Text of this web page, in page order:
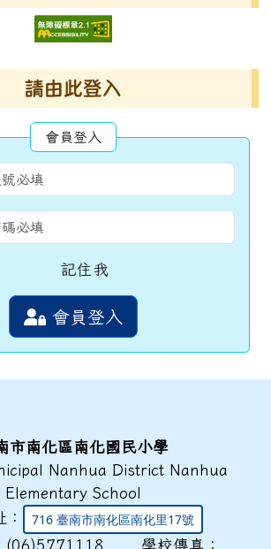
請由此登入
會員登入
記住我
會員登入
市南化區南化國民小學
Nanhua District Nanhua
Elementary School
716 臺南市南化區南化里17號
(06)5771118 學校傳真：